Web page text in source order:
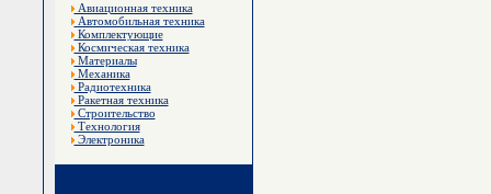
Авиационная техника
Автомобильная техника
Комплектующие
Космическая техника
Материалы
Механика
Радиотехника
Ракетная техника
Строительство
Технология
Электроника